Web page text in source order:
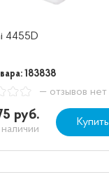
4455D
183838
— отзывов нет
руб.
наличии
Купить